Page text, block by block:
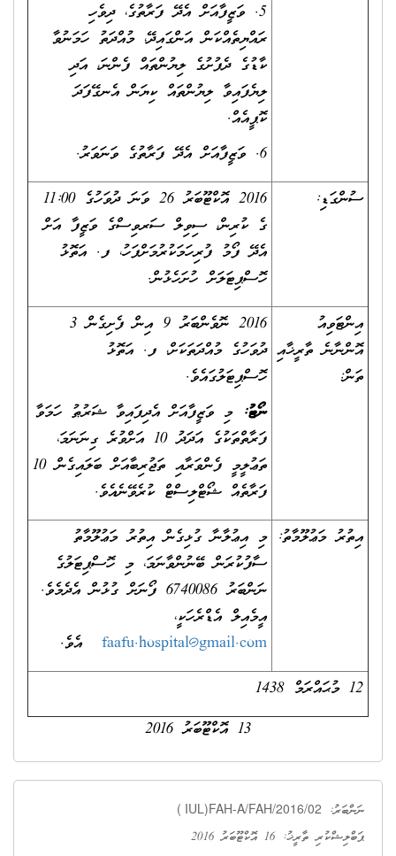
5. ވަޒީފާއަށް އެދޭ ފަރާތުގެ، ދިވެހި
ރައްޔިތެއްކަން އަންގައިދޭ، މުއްދަތު ހަމަނުވާ
ކާޑުގެ ދެފުށުގެ ލިޔުންތައް ފެންނަ، އަދި
ލިޔެފައިވާ ލިޔުންތައް ކިޔަން އެނގޭފަދަ
ކޮޕީއެއް.
6. ވަޒީފާއަށް އެދޭ ފަރާތުގެ ވަނަވަރު.
ސުންގަޑި:
ގެ ކުރިން، ސިވިލް ސަރވިސްގެ ވަޒީފާ އަށް
އެދޭ ފޯމު ފުރިހަމަކުރުމަށްފަހު، ފ. އަތޮޅު
ހޮސްޕިޓަލަށް ހުށަހެޅުން.
އިންޓަވިއު
އޮންނާނެ ތާރީޚާއި
ތަން:
2016 ނޮވެންބަރު 9 އިން ފެށިގެން 3
ދުވަހުގެ މުއްދަތަކަށް، ފ. އަތޮޅު
ހޮސްޕިޓަލުގައެވެ.
ނޯޓު: މި ވަޒީފާއަށް އެދިފައިވާ ޝަރުޠު ހަމަވާ
ފަރާތްތަކުގެ އަދަދު 10 އަށްވުރެ ގިނަނަމަ،
ތަޢުލީމީ ފެންވަރާއި ތަޖުރިބާއަށް ބަލައިގެން 10
ފަރާތެއް ޝޯޓްލިސްޓް ކުރެވޭނެއެވެ.
އިތުރު މަޢުލޫމާތު: މި އިޢުލާނާ ގުޅިގެން އިތުރު މަޢުލޫމާތު
ސާފުކުރަން ބޭނުންވާނަމަ، މި ހޮސްޕިޓަލުގެ
ނަންބަރު 6740086 ފޯނަށް ގުޅުން އެދެމެވެ.
އީމެއިލް އެޑްރެހަކީ،
faafu.hospital@gmail.com އެވެ.
12 މުޙައްރަމް 1438
13 އޮކްޓޫބަރު 2016
ނަންބަރު: ( IUL)FAH-A/FAH/2016/02
ޕަބްލިޝްކުރި ތާރީޚު: 16 އޮކްޓޫބަރު 2016